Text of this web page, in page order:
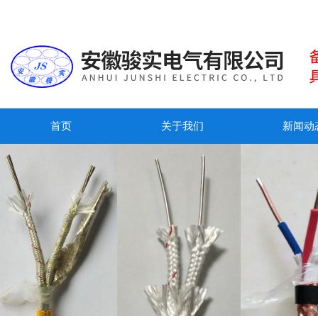
首页 关于我们 新闻动